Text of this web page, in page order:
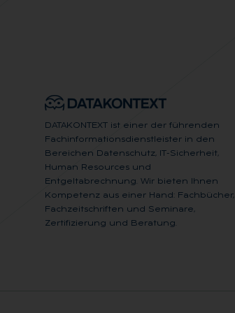
DATAKONTEXT ist einer der führenden
Fachinformationsdienstleister in den
Bereichen Datenschutz, IT-Sicherheit,
Human Resources und
Entgeltabrechnung. Wir bieten Ihnen
Kompetenz aus einer Hand: Fachbücher,
Fachzeitschriften und Seminare,
Zertifizierung und Beratung.